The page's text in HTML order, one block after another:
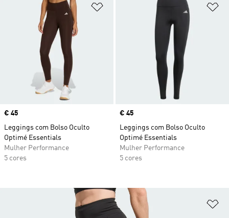
Adicionar à Lista de Desejos
Price
€ 45
Leggings com Bolso Oculto
Optimé Essentials
Mulher Performance
5 cores
Price
€ 45
Leggings com Bolso Oculto
Optimé Essentials
Mulher Performance
5 cores